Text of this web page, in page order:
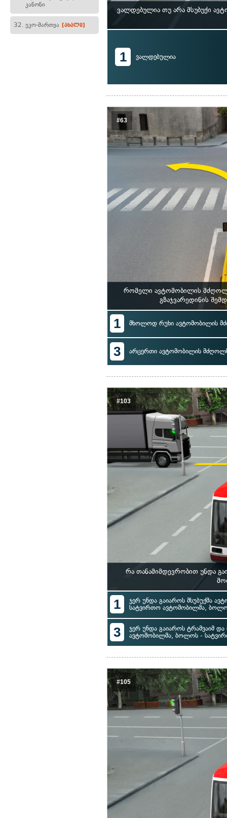
კანონი
32. ეკო-მართვა [ახალი]
ვალდებულია თუ არა მსუბუქი
1 ვალდებულია
#63
რომელი ავტომობილის მძღოლს
გზაჯვარედინის
1 მხოლოდ რუხი ავტომობილის
3 არცერთი ავტომობილის
#103
რა თანამიმდევრობით უნდა
1
ჯერ უნდა გაიაროს მსუბუქმა
სატვირთო ავტომობილმა,
3
ჯერ უნდა გაიაროს ტრამვაიმ და
ავტომობილმა, ბოლოს -
#105